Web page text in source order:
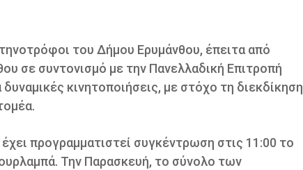
του Δήμου Ερυμάνθου, έπειτα από
σε συντονισμό με την Πανελλαδική Επιτροπή
κινητοποιήσεις, με στόχο τη διεκδίκηση
προγραμματιστεί συγκέντρωση στις 11:00 το
Την Παρασκευή, το σύνολο των